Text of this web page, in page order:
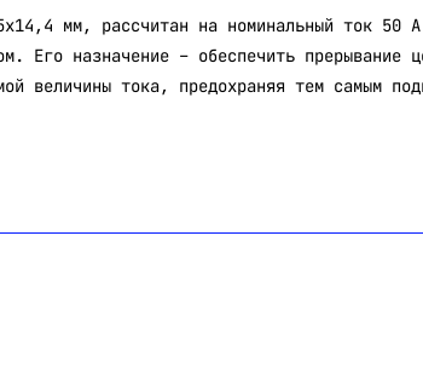
мм, рассчитан на номинальный ток 50
Его назначение – обеспечить прерывание
величины тока, предохраняя тем самым